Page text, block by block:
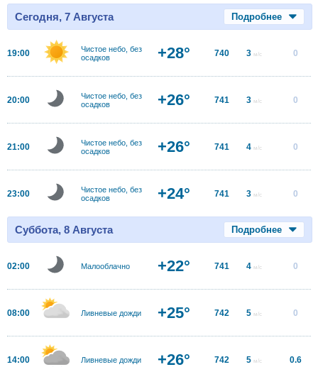
Сегодня, 7 Августа Подробнее
19:00
Чистое небо, без
осадков
+28° 740 3 м/с 0
20:00
Чистое небо, без
осадков
+26° 741 3 м/с 0
21:00
Чистое небо, без
осадков
+26° 741 4 м/с 0
23:00
Чистое небо, без
осадков
+24° 741 3 м/с 0
Суббота, 8 Августа Подробнее
02:00 Малооблачно +22° 741 4 м/с 0
08:00 Ливневые дожди +25° 742 5 м/с 0
14:00 Ливневые дожди +26° 742 5 м/с 0.6